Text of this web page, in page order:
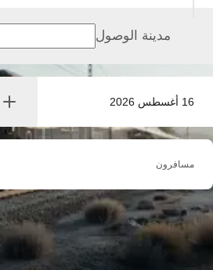
16 أغسطس 2026
مدينة الوصول
مسافرون